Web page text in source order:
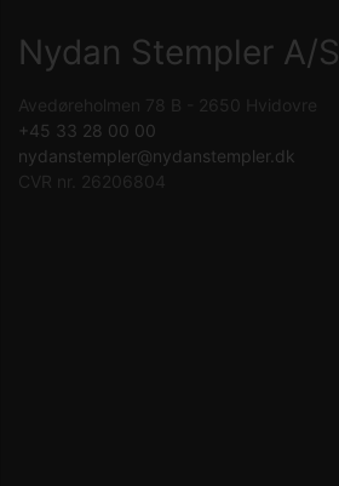
Nydan Stempler A/S
Avedøreholmen 78 B - 2650 Hvidovre
+45 33 28 00 00
nydanstempler@nydanstempler.dk
CVR nr. 26206804